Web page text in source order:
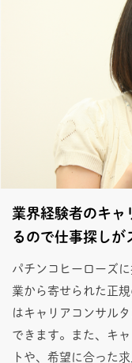
業界経験者のキャ
るので仕事探しが
パチンコヒーローズ
業から寄せられた正
はキャリアコンサル
できます。また、キ
トや、希望に合った